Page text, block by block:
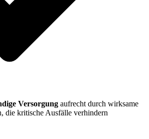
Versorgung aufrecht durch wirksame
die kritische Ausfälle verhindern